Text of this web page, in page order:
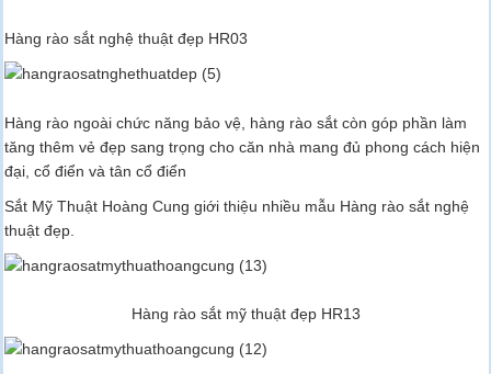
Hàng rào sắt nghệ thuật đẹp HR03
Hàng rào ngoài chức năng bảo vệ, hàng rào sắt còn góp phần làm
tăng thêm vẻ đẹp sang trọng cho căn nhà mang đủ phong cách hiện
đại, cổ điển và tân cổ điển
Sắt Mỹ Thuật Hoàng Cung giới thiệu nhiều mẫu Hàng rào sắt nghệ
thuật đẹp.
Hàng rào sắt mỹ thuật đẹp HR13